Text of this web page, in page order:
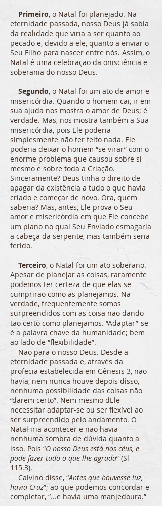
Primeiro, o Natal foi planejado. Na
eternidade passada, nosso Deus já sabia
da realidade que viria a ser quanto ao
pecado e, devido a ele, quanto a enviar o
Seu Filho para nascer entre nós. Assim, o
Natal é uma celebração da onisciência e
soberania do nosso Deus.
Segundo, o Natal foi um ato de amor e
misericórdia. Quando o homem cai, ir em
sua ajuda nos mostra o amor de Deus; é
verdade. Mas, nos mostra também a Sua
misericórdia, pois Ele poderia
simplesmente não ter feito nada. Ele
poderia deixar o homem “se virar” com o
enorme problema que causou sobre si
mesmo e sobre toda a Criação.
Sinceramente? Deus tinha o direito de
apagar da existência a tudo o que havia
criado e começar de novo. Ora, quem
saberia? Mas, antes, Ele prova o Seu
amor e misericórdia em que Ele concebe
um plano no qual Seu Enviado esmagaria
a cabeça da serpente, mas também seria
ferido.
Terceiro, o Natal foi um ato soberano.
Apesar de planejar as coisas, raramente
podemos ter certeza de que elas se
cumprirão como as planejamos. Na
verdade, frequentemente somos
surpreendidos com as coisa não dando
tão certo como planejamos. “Adaptar”-se
é a palavra chave da humanidade; bem
ao lado de “flexibilidade”.
Não para o nosso Deus. Desde a
eternidade passada e, através da
profecia estabelecida em Gênesis 3, não
havia, nem nunca houve depois disso,
nenhuma possibilidade das coisas não
“darem certo”. Nem mesmo dEle
necessitar adaptar-se ou ser flexível ao
ser surpreendido pelo andamento. O
Natal iria acontecer e não havia
nenhuma sombra de dúvida quanto a
isso. Pois “O nosso Deus está nos céus, e
pode fazer tudo o que lhe agrada” (Sl
115.3).
Calvino disse, “Antes que houvesse luz,
havia Cruz”; ao que podemos concordar e
completar, “...e havia uma manjedoura.”